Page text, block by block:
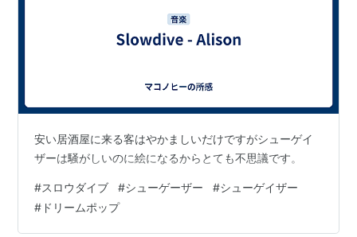
出版社/メーカー:
発売日:2015/10/28
B)(DVD付)
アーティスト:藍井エイル
発売日:2015/10/28
メディア: CD
安い居酒屋に来る客はやかましいだけですがシューゲイ
ザーは騒がしいのに絵になるからとても不思議です。
#スロウダイブ #シューゲーザー #シューゲイザー
# ドリームポップ